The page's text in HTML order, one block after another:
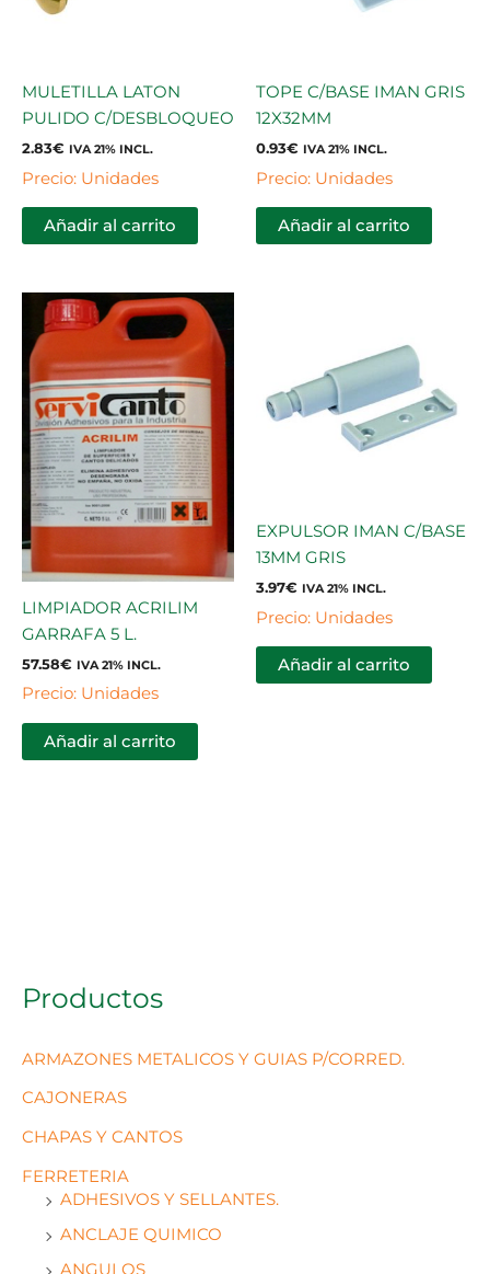
Productos
ARMAZONES METALICOS Y GUIAS P/CORRED.
CAJONERAS
CHAPAS Y CANTOS
FERRETERIA
ADHESIVOS Y SELLANTES.
ANCLAJE QUIMICO
ANGULOS
MULETILLA LATON
PULIDO C/DESBLOQUEO
2.83€ IVA 21% INCL.
Precio: Unidades
Añadir al carrito
TOPE C/BASE IMAN GRIS
12X32MM
0.93€ IVA 21% INCL.
Precio: Unidades
Añadir al carrito
LIMPIADOR ACRILIM
GARRAFA 5 L.
57.58€ IVA 21% INCL.
Precio: Unidades
Añadir al carrito
EXPULSOR IMAN C/BASE
13MM GRIS
3.97€ IVA 21% INCL.
Precio: Unidades
Añadir al carrito